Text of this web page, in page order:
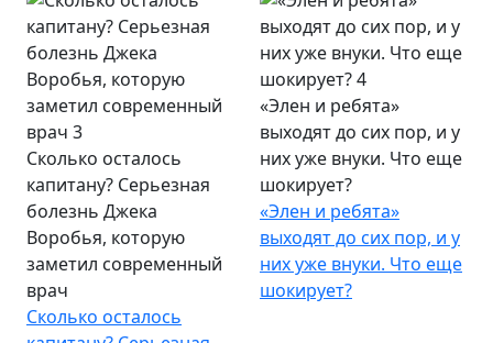
Сколько осталось
капитану? Серьезная
болезнь Джека
Воробья, которую
заметил современный
врач
Сколько осталось
«Элен и ребята»
выходят до сих пор, и у
них уже внуки. Что еще
шокирует?
«Элен и ребята»
выходят до сих пор, и у
них уже внуки. Что еще
шокирует?